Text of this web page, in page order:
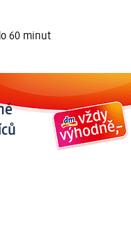
60 minut